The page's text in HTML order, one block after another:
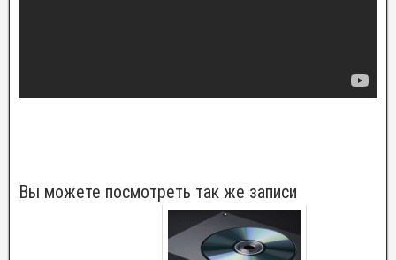
Вы можете посмотреть так же записи